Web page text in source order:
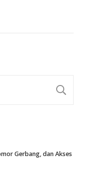
Gerbang, dan Akses